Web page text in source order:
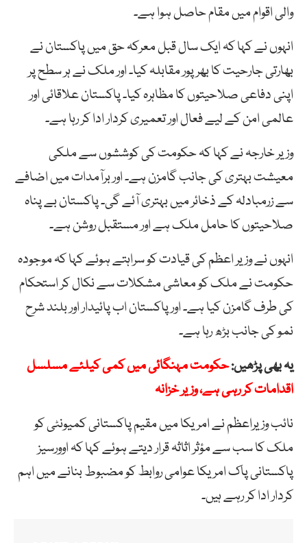
والی اقوام میں مقام حاصل ہوا ہے۔
انہوں نے کہا کہ ایک سال قبل معرکہ حق میں پاکستان نے
بھارتی جارحیت کا بھرپور مقابلہ کیا۔ اور ملک نے ہر سطح پر
اپنی دفاعی صلاحیتوں کا مظاہرہ کیا۔ پاکستان علاقائی اور
عالمی امن کے لیے فعال اور تعمیری کردار ادا کر رہا ہے۔
وزیر خارجہ نے کہا کہ حکومت کی کوششوں سے ملکی
معیشت بہتری کی جانب گامزن ہے۔ اور برآمدات میں اضافے
سے زرمبادلہ کے ذخائر میں بہتری آئے گی۔ پاکستان بے پناہ
صلاحیتوں کا حامل ملک ہے اور مستقبل روشن ہے۔
انہوں نے وزیر اعظم کی قیادت کو سراہتے ہوئے کہا کہ موجودہ
حکومت نے ملک کو معاشی مشکلات سے نکال کر استحکام
کی طرف گامزن کیا ہے۔ اور پاکستان اب پائیدار اور بلند شرح
نمو کی جانب بڑھ رہا ہے۔
یہ بھی پڑھیں:حکومت مہنگائی میں کمی کیلئے مسلسل
اقدامات کر رہی ہے، وزیر خزانہ
نائب وزیراعظم نے امریکا میں مقیم پاکستانی کمیونٹی کو
ملک کا سب سے مؤثر اثاثہ قرار دیتے ہوئے کہا کہ اوورسیز
پاکستانی پاک امریکا عوامی روابط کو مضبوط بنانے میں اہم
کردار ادا کر رہے ہیں۔